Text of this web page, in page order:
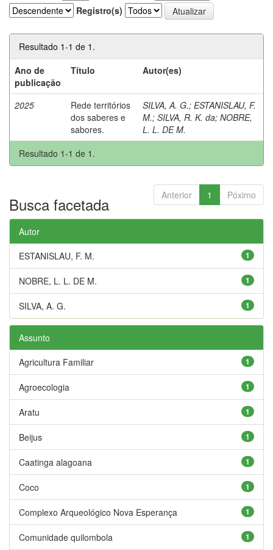
Registro(s)
Resultado 1-1 de 1.
Ano de
publicação
Título Autor(es)
2025
Rede territórios
dos saberes e
sabores.
SILVA, A. G.; ESTANISLAU, F.
M.; SILVA, R. K. da; NOBRE,
L. L. DE M.
Resultado 1-1 de 1.
Anterior 1 Póximo
Busca facetada
Autor
1
ESTANISLAU, F. M.
1
NOBRE, L. L. DE M.
1
SILVA, A. G.
Assunto
1
Agricultura Familiar
1
Agroecologia
1
Aratu
1
Beijus
1
Caatinga alagoana
1
Coco
1
Complexo Arqueológico Nova Esperança
1
Comunidade quilombola